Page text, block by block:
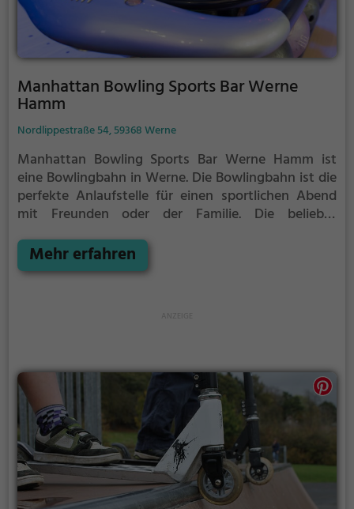
Manhattan Bowling Sports Bar Werne
Hamm
Nordlippestraße 54, 59368 Werne
Manhattan Bowling Sports Bar Werne Hamm ist
eine Bowlingbahn in Werne. Die Bowlingbahn ist die
perfekte Anlaufstelle für einen sportlichen Abend
mit Freunden oder der Familie. Die beliebte
kalten Tagen eine geeignete Freizeitbeschäftigung,
sportliche Betätigung und Wettbewerbscharakter
Mehr erfahren